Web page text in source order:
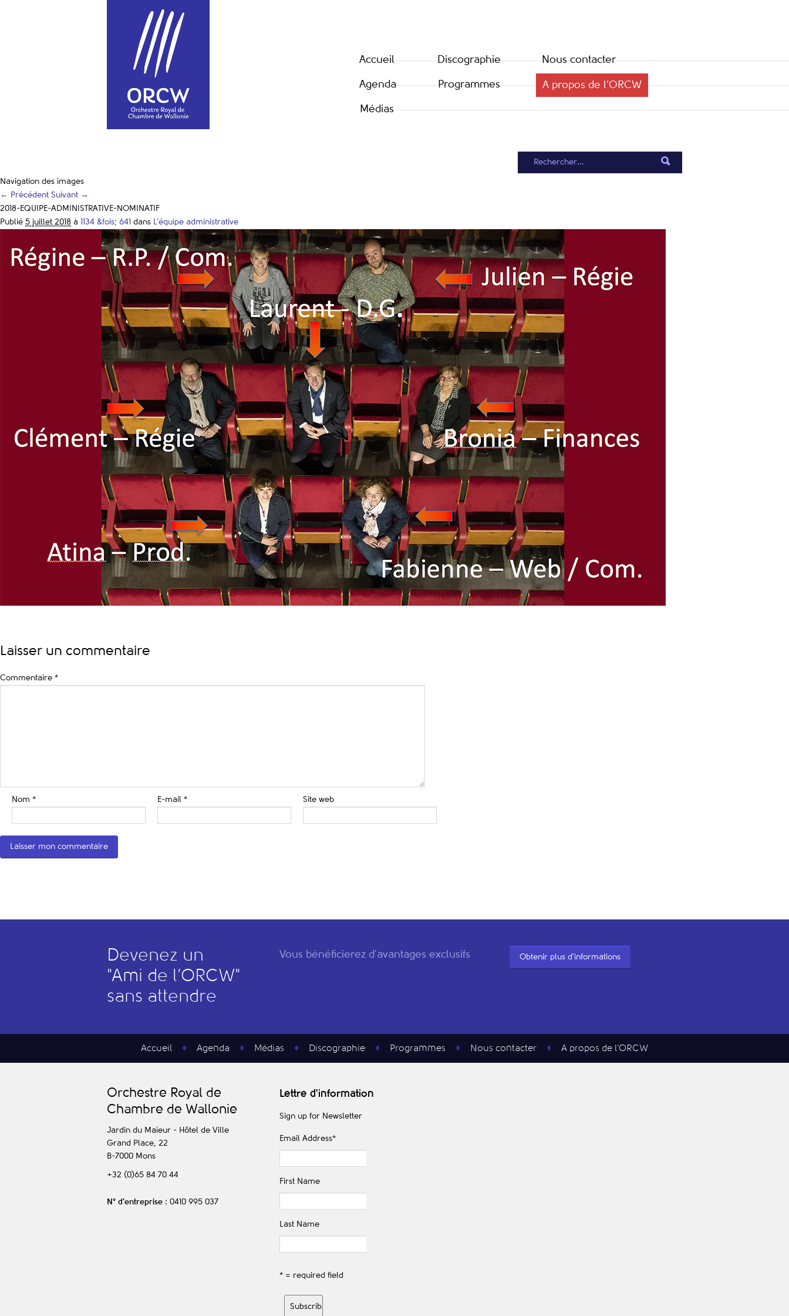
Accueil
Agenda
Médias
Discographie
Programmes
Nous contacter
A propos de l’ORCW
Navigation des images
← Précédent Suivant →
2018-EQUIPE-ADMINISTRATIVE-NOMINATIF
Publié 5 juillet 2018 à 1134 &fois; 641 dans L’équipe administrative
Laisser un commentaire
Commentaire *
Nom * E-mail * Site web
Devenez un
"Ami de l’ORCW"
sans attendre
Vous bénéficierez d'avantages exclusifs Obtenir plus d'informations
Accueil Agenda Médias Discographie Programmes Nous contacter A propos de l’ORCW
Orchestre Royal de
Chambre de Wallonie
Jardin du Maïeur - Hôtel de Ville
Grand Place, 22
B-7000 Mons
+32 (0)65 84 70 44
N° d’entreprise : 0410 995 037
Lettre d'information
Sign up for Newsletter
Email Address*
First Name
Last Name
* = required field